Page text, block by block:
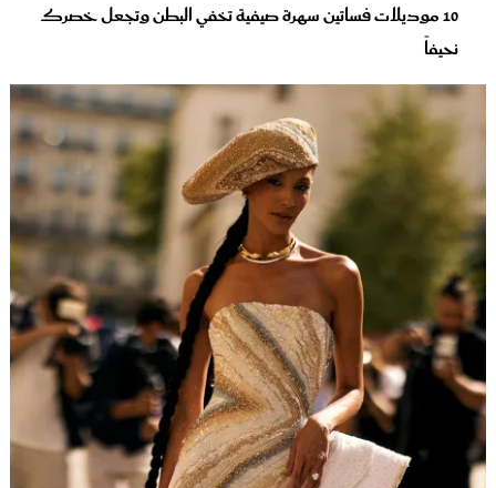
10 موديلات فساتين سهرة صيفية تخفي البطن وتجعل خصرك
نحيفاً